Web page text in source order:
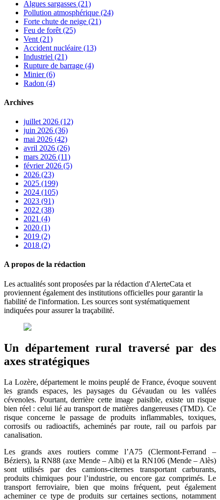
Algues sargasses (21)
Pollution atmosphérique (24)
Forte chute de neige (21)
Feu de forêt (25)
Vent (21)
Accident nucléaire (13)
Industriel (21)
Rupture de barrage (4)
Minier (6)
Radon (4)
Archives
juillet 2026 (12)
juin 2026 (36)
mai 2026 (42)
avril 2026 (26)
mars 2026 (11)
février 2026 (5)
2026 (23)
2025 (199)
2024 (105)
2023 (91)
2022 (38)
2021 (4)
2020 (1)
2019 (2)
2018 (2)
A propos de la rédaction
Les actualités sont proposées par la rédaction d'AlerteCata et
proviennent également des institutions officielles pour garantir la
fiabilité de l'information. Les sources sont systématiquement
indiquées pour assurer la traçabilité.
Un département rural traversé par des
axes stratégiques
La Lozère, département le moins peuplé de France, évoque souvent
les grands espaces, les paysages du Gévaudan ou les vallées
cévenoles. Pourtant, derrière cette image paisible, existe un risque
bien réel : celui lié au transport de matières dangereuses (TMD). Ce
risque concerne le passage de produits inflammables, toxiques,
corrosifs ou radioactifs, acheminés par route, rail ou parfois par
canalisation.
Les grands axes routiers comme l’A75 (Clermont-Ferrand –
Béziers), la RN88 (axe Mende – Albi) et la RN106 (Mende – Alès)
sont utilisés par des camions-citernes transportant carburants,
produits chimiques pour l’industrie, ou encore gaz comprimés. Le
transport ferroviaire, bien que moins fréquent, peut également
acheminer ce type de produits sur certaines sections, notamment